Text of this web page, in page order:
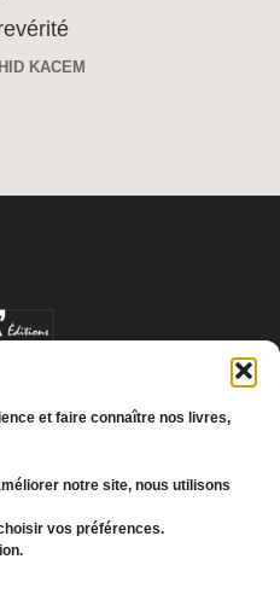
et faire connaître nos livres,
notre site, nous utilisons
vos préférences.
KACEM
de vente